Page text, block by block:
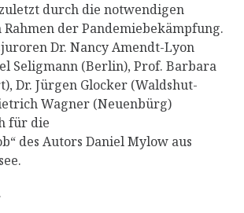
durch die notwendigen
der Pandemiebekämpfung.
Dr. Nancy Amendt-Lyon
Seligmann (Berlin), Prof. Barbara
Dr. Jürgen Glocker (Waldshut-
Wagner (Neuenbürg)
für die
des Autors Daniel Mylow aus